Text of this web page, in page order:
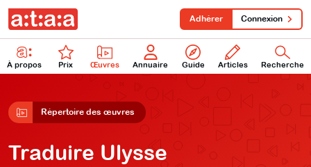
À propos Prix Œuvres Annuaire Guide Articles Recherche
Adhérer Connexion
Répertoire des œuvres
Traduire Ulysse